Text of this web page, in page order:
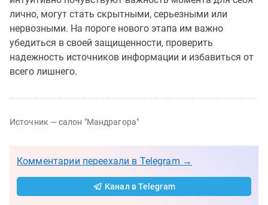
лично, могут стать скрытными, серьезными или
нервозными. На пороге нового этапа им важно
убедиться в своей защищенности, проверить
надежность источников информации и избавиться от
всего лишнего.
Источник — салон "Мандрагора"
Комментарии переехали в Telegram →
Канал в Telegram